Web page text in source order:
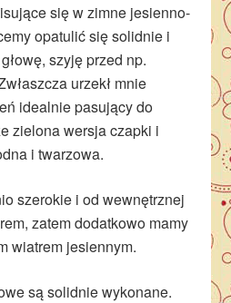
się w zimne jesienno-
opatulić się solidnie i
szyję przed np.
urzekł mnie
idealnie pasujący do
zielona wersja czapki i
i twarzowa.
szerokie i od wewnętrznej
zatem dodatkowo mamy
wiatrem jesiennym.
są solidnie wykonane.